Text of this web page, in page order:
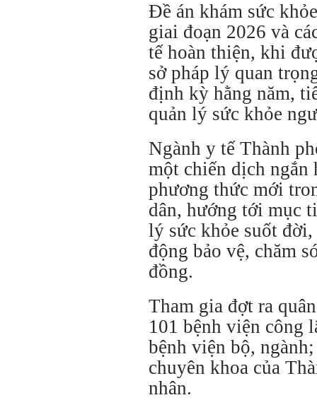
Đề án khám sức
giai đoạn 2026 và
tế hoàn thiện, khi
sở pháp lý quan
định kỳ hằng năm,
quản lý sức khỏe
Ngành y tế Thành
một chiến dịch ngắn
phương thức mới
dân, hướng tới mục
lý sức khỏe suốt
động bảo vệ, chăm
đồng.
Tham gia đợt ra
101 bệnh viện công
bệnh viện bộ,
chuyên khoa của
nhân.